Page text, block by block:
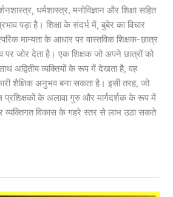
धर्मशास्त्र, मनोविज्ञान और शिक्षा सहित
पड़ा है। शिक्षा के संदर्भ में, बुबेर का विचार
मान्यता के आधार पर वास्तविक शिक्षक-छात्र
पर जोर देता है। एक शिक्षक जो अपने छात्रों को
अद्वितीय व्यक्तियों के रूप में देखता है, वह
शैक्षिक अनुभव बना सकता है। इसी तरह, जो
के अलावा गुरु और मार्गदर्शक के रूप में
विकास के गहरे स्तर से लाभ उठा सकते